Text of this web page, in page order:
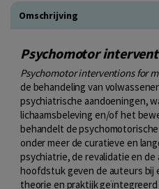
Omschrijving
Psychomotor
Psychomotor interventions for
de behandeling van
psychiatrische aandoeningen,
lichaamsbeleving en/of het
behandelt de
onder meer de curatieve en
psychiatrie, de revalidatie en
hoofdstuk geven de auteurs bij
theorie en praktijk